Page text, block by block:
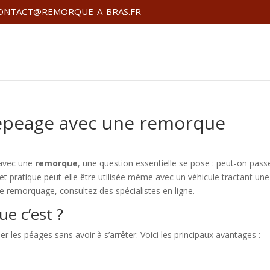
A-BRAS.FR
avec une remorque
une remorque, une question essentielle se pose : peut-on
pratique peut-elle être utilisée même avec un véhicule tractant une
consultez des spécialistes en ligne.
c’est ?
les péages sans avoir à s’arrêter. Voici les principaux avantages :